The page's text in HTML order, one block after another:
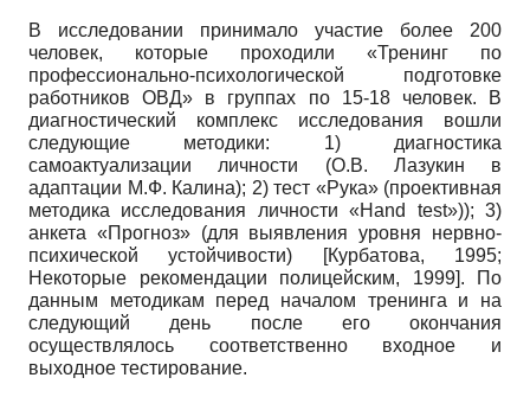
В исследовании принимало участие более 200
человек, которые проходили «Тренинг по
профессионально-психологической подготовке
работников ОВД» в группах по 15-18 человек. В
диагностический комплекс исследования вошли
следующие методики: 1) диагностика
самоактуализации личности (О.В. Лазукин в
адаптации М.Ф. Калина); 2) тест «Рука» (проективная
методика исследования личности «Hand test»)); 3)
анкета «Прогноз» (для выявления уровня нервно-
психической устойчивости)
[Курбатова, 1995;
Некоторые рекомендации полицейским, 1999]. По
данным методикам перед началом тренинга и на
следующий день после его окончания
осуществлялось соответственно входное и
выходное тестирование.